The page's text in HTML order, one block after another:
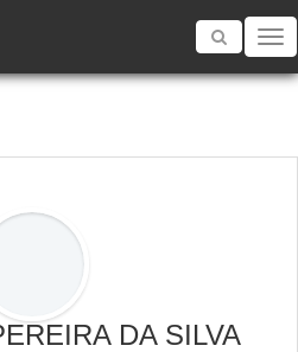
Toggle
DA SILVA